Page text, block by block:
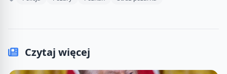
Czytaj więcej